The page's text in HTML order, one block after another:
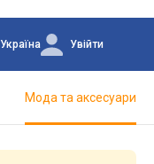
Україна Увійти
Мода та аксесуари